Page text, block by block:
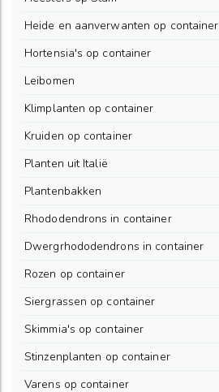
Heide en aanverwanten op container
Hortensia's op container
Leibomen
Klimplanten op container
Kruiden op container
Planten uit Italië
Plantenbakken
Rhododendrons in container
Dwergrhododendrons in container
Rozen op container
Siergrassen op container
Skimmia's op container
Stinzenplanten op container
Varens op container